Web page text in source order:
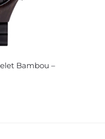
Bambou –